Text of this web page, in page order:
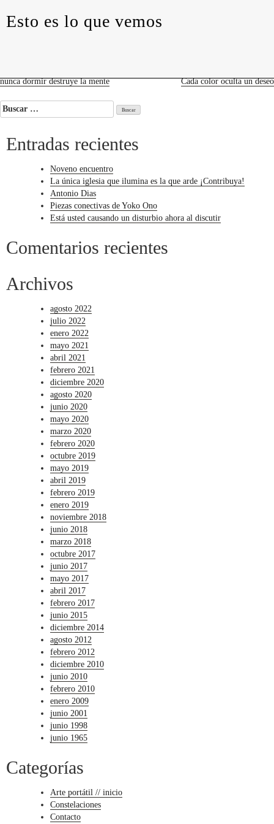
portátiles
contacto
Esto es lo que vemos
Navegación
de
nunca dormir destruye la mente Cada color oculta un deseo
Buscar:
Entradas recientes
Noveno encuentro
La única iglesia que ilumina es la que arde ¡Contribuya!
Antonio Dias
Piezas conectivas de Yoko Ono
Está usted causando un disturbio ahora al discutir
Comentarios recientes
Archivos
agosto 2022
julio 2022
enero 2022
mayo 2021
abril 2021
febrero 2021
diciembre 2020
agosto 2020
junio 2020
mayo 2020
marzo 2020
febrero 2020
octubre 2019
mayo 2019
abril 2019
febrero 2019
enero 2019
noviembre 2018
junio 2018
marzo 2018
octubre 2017
junio 2017
mayo 2017
abril 2017
febrero 2017
junio 2015
diciembre 2014
agosto 2012
febrero 2012
diciembre 2010
junio 2010
febrero 2010
enero 2009
junio 2001
junio 1998
junio 1965
Categorías
Arte portátil // inicio
Constelaciones
Contacto